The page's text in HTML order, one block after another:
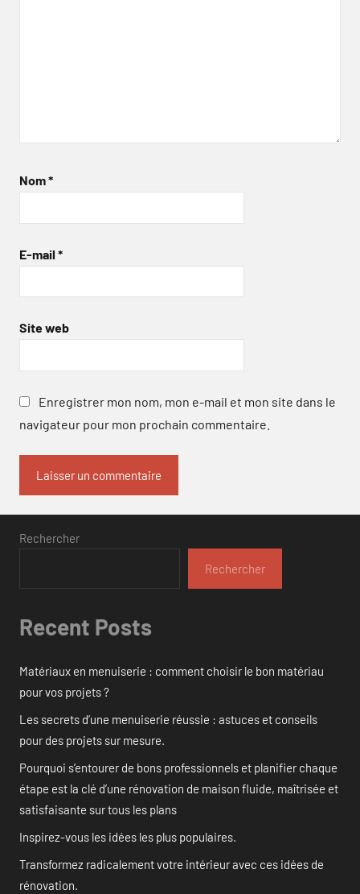
Nom*
E-mail *
Site web
Enregistrer mon nom, mon e-mail et mon site dans le
navigateur pour mon prochain commentaire.
Rechercher
Rechercher
Recent Posts
Matériaux en menuiserie : comment choisir le bon matériau
pour vos projets ?
Les secrets d’une menuiserie réussie : astuces et conseils
pour des projets sur mesure.
Pourquoi s’entourer de bons professionnels et planifier chaque
étape est la clé d’une rénovation de maison fluide, maîtrisée et
satisfaisante sur tous les plans
Inspirez-vous les idées les plus populaires.
Transformez radicalement votre intérieur avec ces idées de
rénovation.